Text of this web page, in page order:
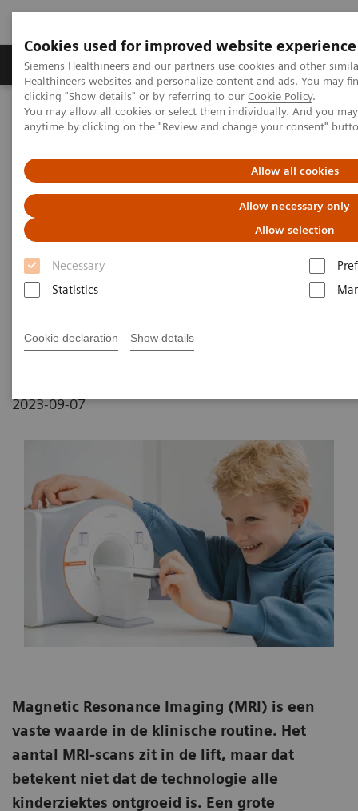
Cookies used for improved website experience
Siemens Healthineers and our partners use cookies and other
Healthineers websites and personalize content and ads. You may
clicking "Show details" or by referring to our Cookie Policy.
You may allow all cookies or select them individually. And you
anytime by clicking on the "Review and change your consent"
Allow all cookies
Allow necessary only
Allow selection
Necessary
Statistics
Cookie declaration Show details
Producten & Services Over ons
Home Nieuws AI in MR voor meer patiëntencomfort
Hoe draagt AI in medische
beeldvorming bij aan het
comfort van de patiënt?
Door Annemie Steegmans, MR Product
Specialist bij Siemens Healthineers & Greta
2023-09-07
Magnetic Resonance Imaging (MRI) is een
vaste waarde in de klinische routine. Het
aantal MRI-scans zit in de lift, maar dat
betekent niet dat de technologie alle
kinderziektes ontgroeid is. Een grote